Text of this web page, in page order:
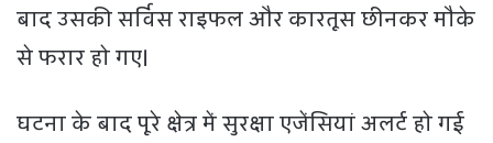
बाद उसकी सर्विस राइफल और कारतूस छीनकर मौके
से फरार हो गए।
घटना के बाद पूरे क्षेत्र में सुरक्षा एजेंसियां अलर्ट हो गई